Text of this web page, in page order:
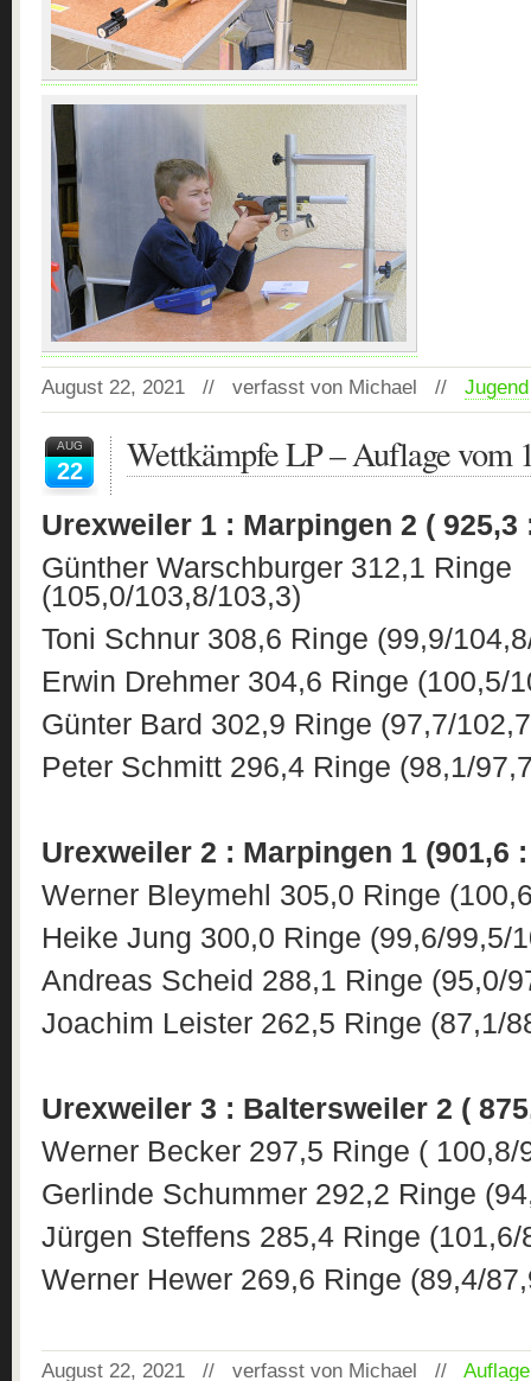
August 22, 2021 // verfasst von Michael // Jugend
AUG
22 Wettkämpfe LP – Auflage vom
Urexweiler 1 : Marpingen 2 ( 925,3
Günther Warschburger 312,1 Ringe
(105,0/103,8/103,3)
Toni Schnur 308,6 Ringe (99,9/
Erwin Drehmer 304,6 Ringe (100,5/
Günter Bard 302,9 Ringe (97,7/
Peter Schmitt 296,4 Ringe (98,1/
Urexweiler 2 : Marpingen 1 (901,6
Werner Bleymehl 305,0 Ringe
Heike Jung 300,0 Ringe (99,6/99,5/
Andreas Scheid 288,1 Ringe (95,0/
Joachim Leister 262,5 Ringe (87,1/
Urexweiler 3 : Baltersweiler 2 (
Werner Becker 297,5 Ringe ( 100,8/
Gerlinde Schummer 292,2 Ringe
Jürgen Steffens 285,4 Ringe (101,6/
Werner Hewer 269,6 Ringe (89,4/
August 22, 2021 // verfasst von Michael //